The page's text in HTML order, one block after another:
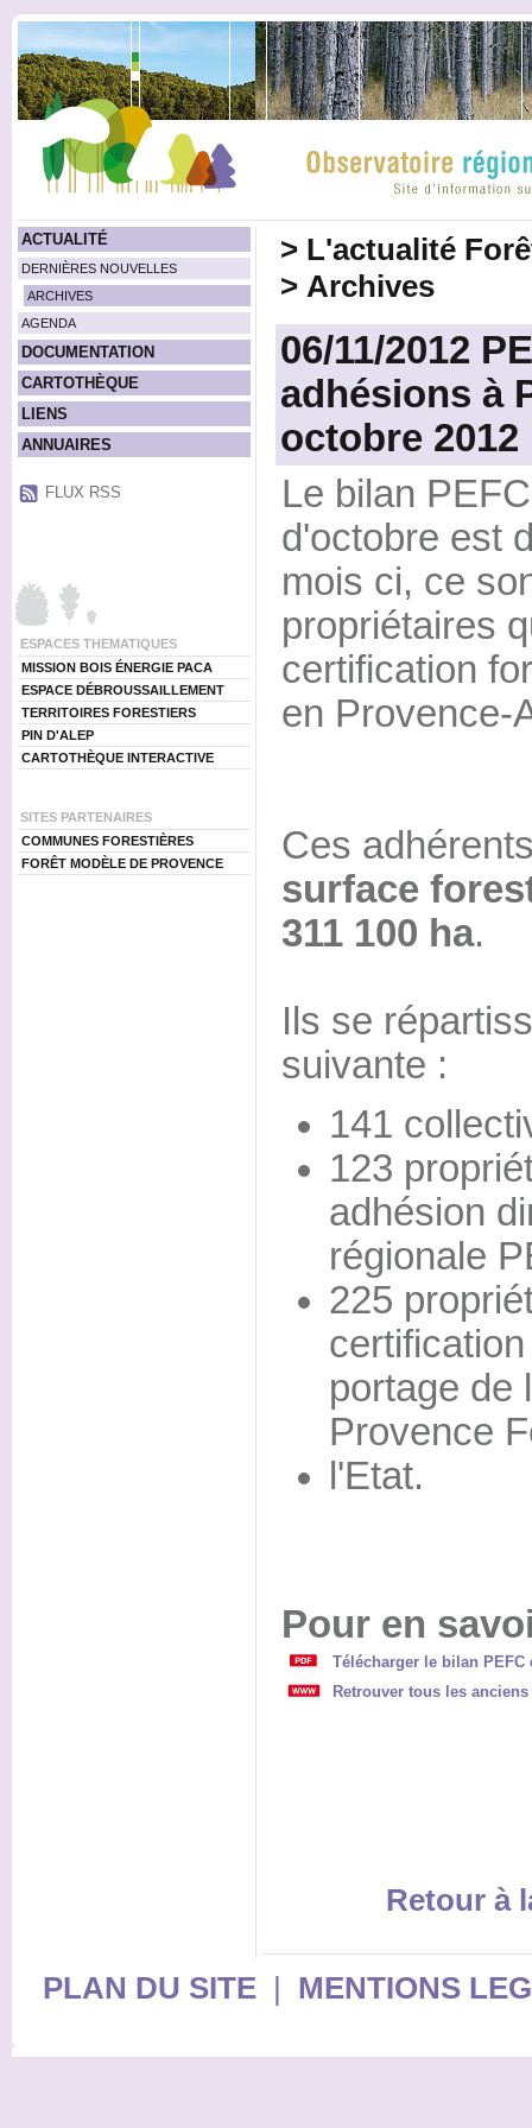
ACTUALITÉ
DERNIÈRES NOUVELLES
ARCHIVES
AGENDA
DOCUMENTATION
CARTOTHÈQUE
LIENS
ANNUAIRES
FLUX RSS
ESPACES THEMATIQUES
MISSION BOIS ÉNERGIE PACA
ESPACE DÉBROUSSAILLEMENT
TERRITOIRES FORESTIERS
PIN D'ALEP
CARTOTHÈQUE INTERACTIVE
SITES PARTENAIRES
COMMUNES FORESTIÈRES
FORÊT MODÈLE DE PROVENCE
> L'actualité
> Archives
06/11/2012
adhésions à
octobre 2012
Le bilan
d'octobre est
mois ci, ce
propriétaires
certification
en Provence-
Ces
surface
311 100 ha.
Ils se
suivante :
141
123
adhésion
régionale
225
portage de
Provence
l'Etat.
Pour en
Télécharger le bilan PEFC
Retrouver tous les
Retour à
PLAN DU SITE| MENTIONS